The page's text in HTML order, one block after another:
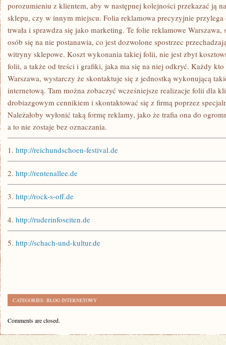
porozumieniu z klientem, aby w następnej kolejności przekazać ją
sklepu, czy w innym miejscu. Folia reklamowa precyzyjnie
trwała i sprawdza się jako marketing. Te folie reklamowe Warszawa,
osób się na nie postanawia, co jest dozwolone spostrzec
witryny sklepowe. Koszt wykonania takiej folii, nie jest zbyt
folii, a także od treści i grafiki, jaka ma się na niej odkryć. Każdy
Warszawa, wystarczy że skontaktuje się z jednostką wykonującą
internetową. Tam można zobaczyć wcześniejsze realizacje folii dla
drobiazgowym cennikiem i skontaktować się z firmą poprzez
Należałoby wyłonić taką formę reklamy, jako że trafia ona do
a to nie zostaje bez oznaczania.
1. http://reichundschoen-festival.de
2. http://rentenallee.de
3. http://rock-s-off.de
4. http://ruderinfoseiten.de
5. http://schach-und-kultur.de
CATEGORIES: BLOG INTERNETOWY
Comments are closed.